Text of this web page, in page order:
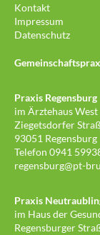
Kontakt
Impressum
Datenschutz
Praxis Regensburg
im Ärztehaus West
Ziegetsdorfer
93051 Regensburg
Telefon 0941
regensburg@pt-
Praxis
im Haus der
Regensburger